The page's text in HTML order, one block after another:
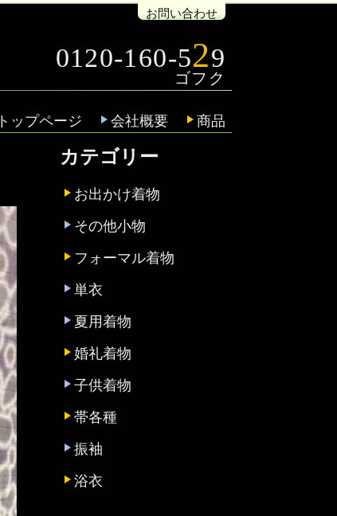
お問い合わせ
0120-160-529
トップページ 会社概要 商品
カテゴリー
お出かけ着物
その他小物
フォーマル着物
単衣
夏用着物
婚礼着物
子供着物
帯各種
振袖
浴衣